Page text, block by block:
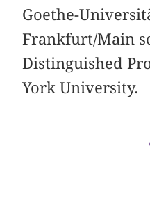
Goethe-
Frankfurt/Main
Distinguished
York University.